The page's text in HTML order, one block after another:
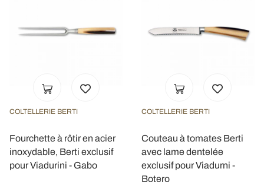
COLTELLERIE BERTI
Fourchette à rôtir en acier
inoxydable, Berti exclusif
pour Viadurini - Gabo
COLTELLERIE BERTI
Couteau à tomates Berti
avec lame dentelée
exclusif pour Viadurni -
Botero